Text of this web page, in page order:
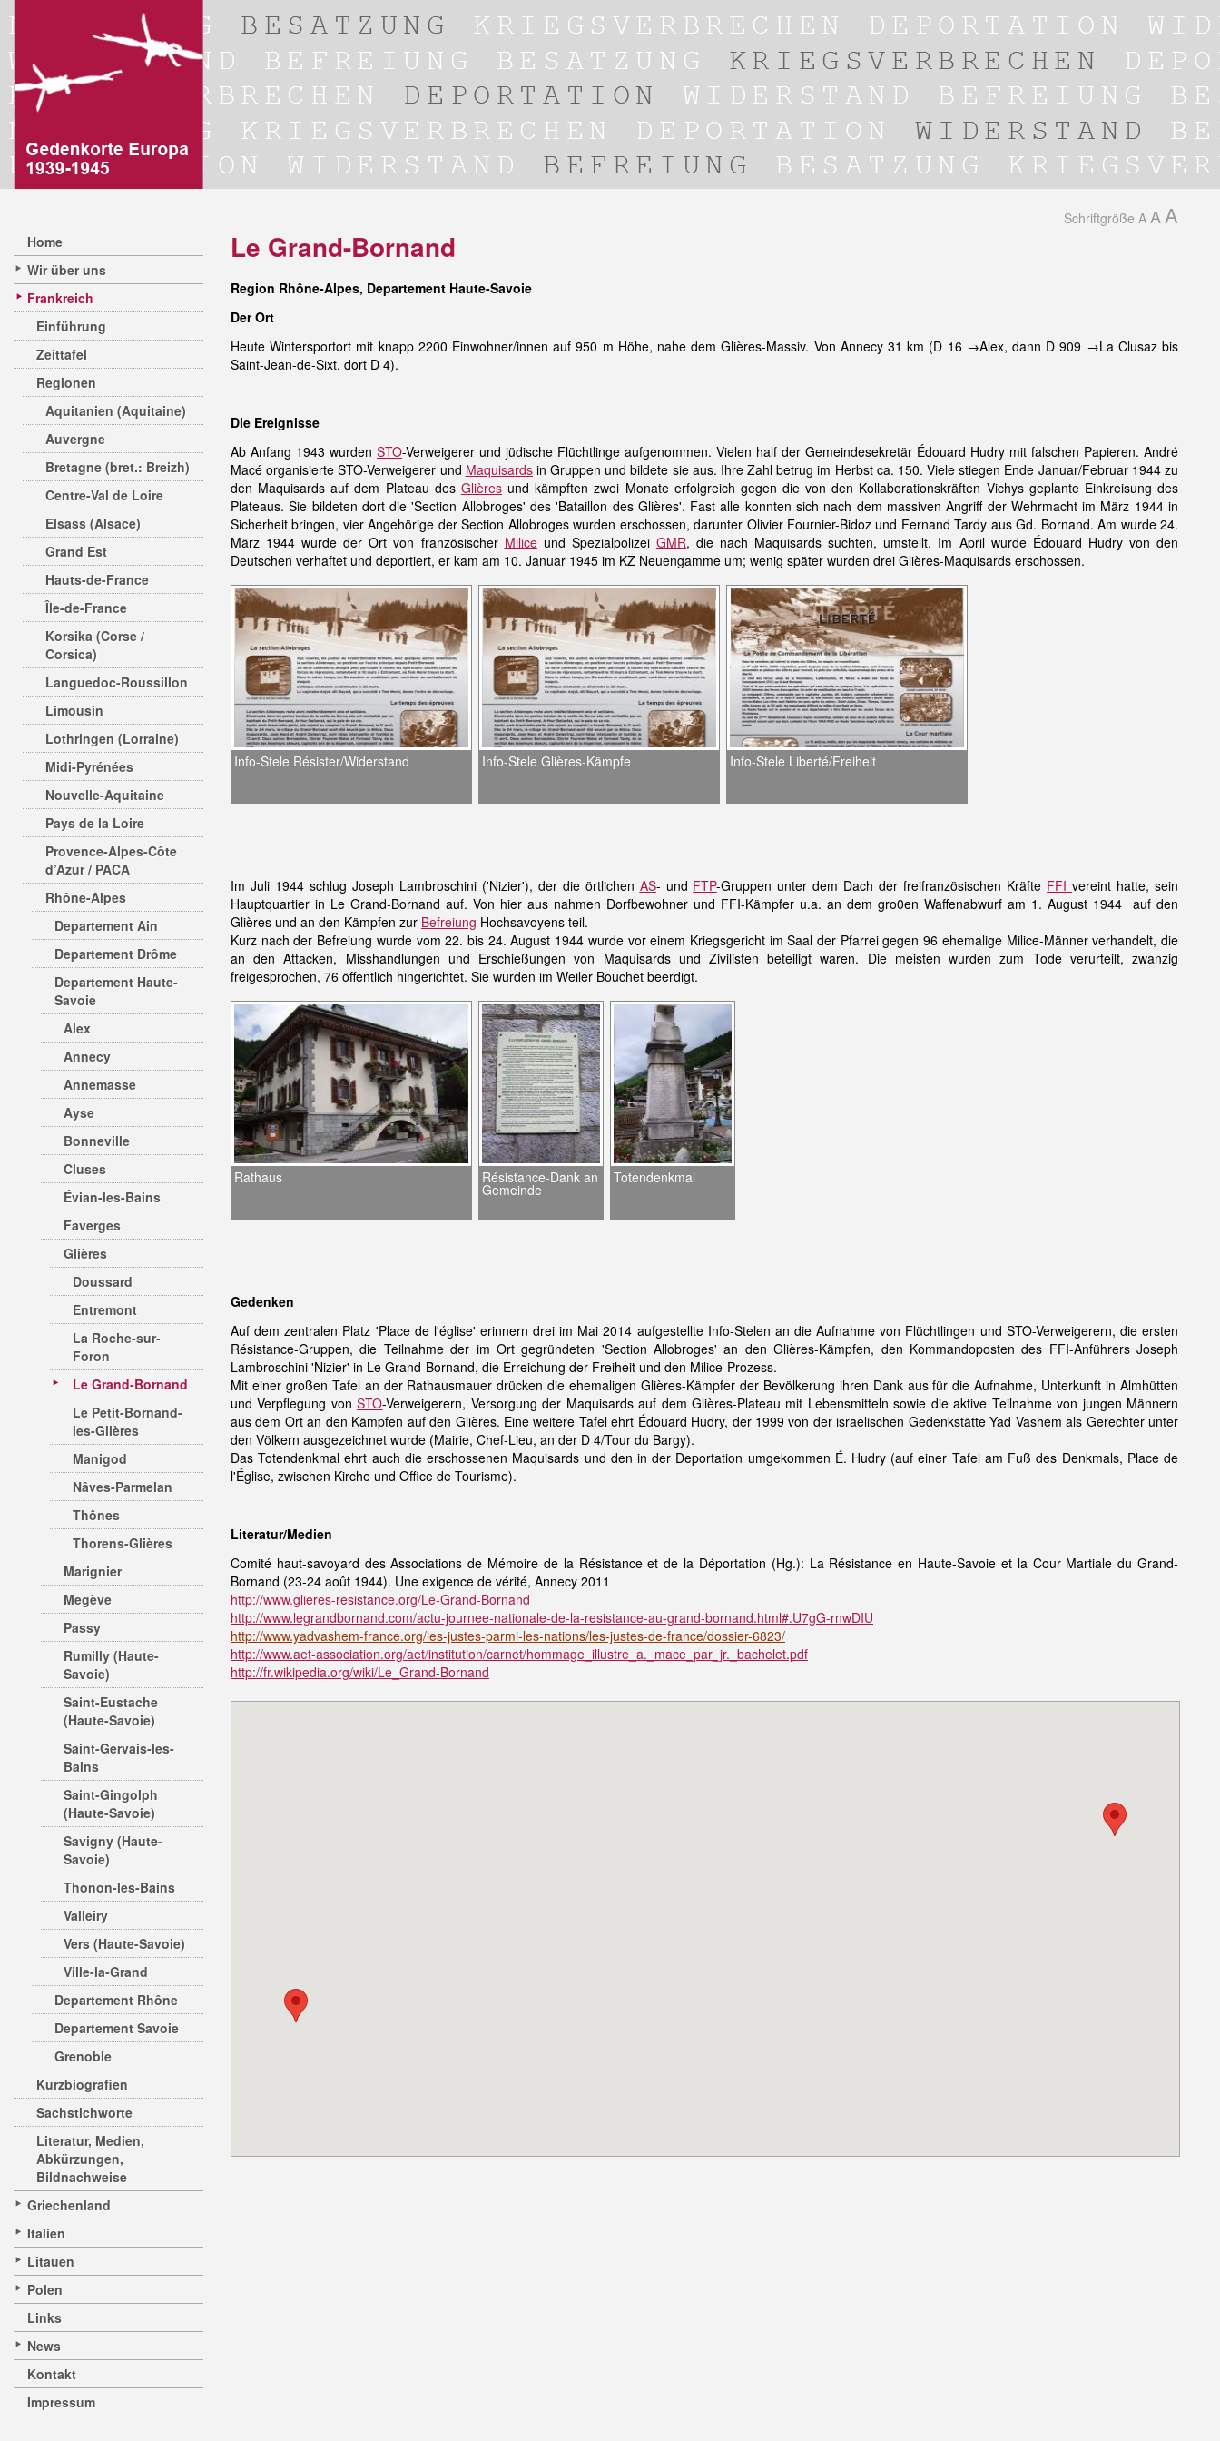
Home
Wir über uns
Frankreich
Einführung
Zeittafel
Regionen
Aquitanien (Aquitaine)
Auvergne
Bretagne (bret.: Breizh)
Centre-Val de Loire
Elsass (Alsace)
Grand Est
Hauts-de-France
Île-de-France
Korsika (Corse /
Corsica)
Languedoc-Roussillon
Limousin
Lothringen (Lorraine)
Midi-Pyrénées
Nouvelle-Aquitaine
Pays de la Loire
Provence-Alpes-Côte
d’Azur / PACA
Rhône-Alpes
Departement Ain
Departement Drôme
Departement Haute-
Savoie
Alex
Annecy
Annemasse
Ayse
Bonneville
Cluses
Évian-les-Bains
Faverges
Glières
Doussard
Entremont
La Roche-sur-
Foron
Le Grand-Bornand
Le Petit-Bornand-
les-Glières
Manigod
Nâves-Parmelan
Thônes
Thorens-Glières
Marignier
Megève
Passy
Rumilly (Haute-
Savoie)
Saint-Eustache
(Haute-Savoie)
Saint-Gervais-les-
Bains
Saint-Gingolph
(Haute-Savoie)
Savigny (Haute-
Savoie)
Thonon-les-Bains
Valleiry
Vers (Haute-Savoie)
Ville-la-Grand
Departement Rhône
Departement Savoie
Grenoble
Kurzbiografien
Sachstichworte
Literatur, Medien,
Abkürzungen,
Bildnachweise
Griechenland
Italien
Litauen
Polen
Links
News
Kontakt
Impressum
Schriftgröße A A A
Le Grand-Bornand
Region Rhône-Alpes, Departement Haute-Savoie
Der Ort
Heute Wintersportort mit knapp 2200 Einwohner/innen auf 950 m Höhe, nahe dem Glières-Massiv. Von Annecy 31 km (D 16 →Alex, dann D 909 →La Clusaz bis
Saint-Jean-de-Sixt, dort D 4).
Die Ereignisse
Ab Anfang 1943 wurden STO-Verweigerer und jüdische Flüchtlinge aufgenommen. Vielen half der Gemeindesekretär Édouard Hudry mit falschen Papieren. André
Macé organisierte STO-Verweigerer und Maquisardsin Gruppen und bildete sie aus. Ihre Zahl betrug im Herbst ca. 150. Viele stiegen Ende Januar/Februar 1944 zu
den Maquisards auf dem Plateau des Glièresund kämpften zwei Monate erfolgreich gegen die von den Kollaborationskräften Vichys geplante Einkreisung des
Plateaus. Sie bildeten dort die 'Section Allobroges' des 'Bataillon des Glières'. Fast alle konnten sich nach dem massiven Angriff der Wehrmacht im März 1944 in
Sicherheit bringen, vier Angehörige der Section Allobroges wurden erschossen, darunter Olivier Fournier-Bidoz und Fernand Tardy aus Gd. Bornand. Am wurde 24.
März 1944 wurde der Ort von französischer Miliceund Spezialpolizei GMR, die nach Maquisards suchten, umstellt. Im April wurde Édouard Hudry von den
Deutschen verhaftet und deportiert, er kam am 10. Januar 1945 im KZ Neuengamme um; wenig später wurden drei Glières-Maquisards erschossen.
Info-Stele Résister/Widerstand Info-Stele Glières-Kämpfe Info-Stele Liberté/Freiheit
Im Juli 1944 schlug Joseph Lambroschini ('Nizier'), der die örtlichen AS- und FTP-Gruppen unter dem Dach der freifranzösischen Kräfte FFIvereint hatte, sein
Hauptquartier in Le Grand-Bornand auf. Von hier aus nahmen Dorfbewohner und FFI-Kämpfer u.a. an dem gro0en Waffenabwurf am 1. August 1944 auf den
Glières und an den Kämpfen zur Befreiung Hochsavoyens teil.
Kurz nach der Befreiung wurde vom 22. bis 24. August 1944 wurde vor einem Kriegsgericht im Saal der Pfarrei gegen 96 ehemalige Milice-Männer verhandelt, die
an den Attacken, Misshandlungen und Erschießungen von Maquisards und Zivilisten beteiligt waren. Die meisten wurden zum Tode verurteilt, zwanzig
freigesprochen, 76 öffentlich hingerichtet. Sie wurden im Weiler Bouchet beerdigt.
Rathaus Résistance-Dank an
Gemeinde
Totendenkmal
Gedenken
Auf dem zentralen Platz 'Place de l'église' erinnern drei im Mai 2014 aufgestellte Info-Stelen an die Aufnahme von Flüchtlingen und STO-Verweigerern, die ersten
Résistance-Gruppen, die Teilnahme der im Ort gegründeten 'Section Allobroges' an den Glières-Kämpfen, den Kommandoposten des FFI-Anführers Joseph
Lambroschini 'Nizier' in Le Grand-Bornand, die Erreichung der Freiheit und den Milice-Prozess.
Mit einer großen Tafel an der Rathausmauer drücken die ehemaligen Glières-Kämpfer der Bevölkerung ihren Dank aus für die Aufnahme, Unterkunft in Almhütten
und Verpflegung vonSTO-Verweigerern, Versorgung der Maquisards auf dem Glières-Plateau mit Lebensmitteln sowie die aktive Teilnahme von jungen Männern
aus dem Ort an den Kämpfen auf den Glières. Eine weitere Tafel ehrt Édouard Hudry, der 1999 von der israelischen Gedenkstätte Yad Vashem als Gerechter unter
den Völkern ausgezeichnet wurde (Mairie, Chef-Lieu, an der D 4/Tour du Bargy).
Das Totendenkmal ehrt auch die erschossenen Maquisards und den in der Deportation umgekommen É. Hudry (auf einer Tafel am Fuß des Denkmals, Place de
l'Église, zwischen Kirche und Office de Tourisme).
Literatur/Medien
Comité haut-savoyard des Associations de Mémoire de la Résistance et de la Déportation (Hg.): La Résistance en Haute-Savoie et la Cour Martiale du Grand-
Bornand (23-24 août 1944). Une exigence de vérité, Annecy 2011
http://www.glieres-resistance.org/Le-Grand-Bornand
http://www.legrandbornand.com/actu-journee-nationale-de-la-resistance-au-grand-bornand.html#.U7gG-rnwDIU
http://www.yadvashem-france.org/les-justes-parmi-les-nations/les-justes-de-france/dossier-6823/
http://www.aet-association.org/aet/institution/carnet/hommage_illustre_a._mace_par_jr._bachelet.pdf
http://fr.wikipedia.org/wiki/Le_Grand-Bornand